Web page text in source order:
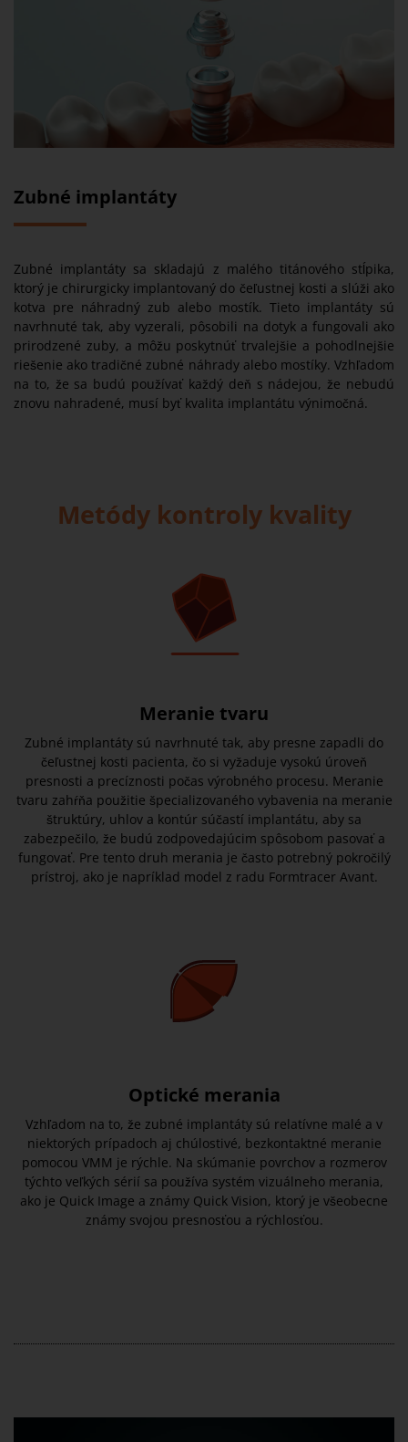
Zubné implantáty
Zubné implantáty sa skladajú z malého titánového stĺpika,
ktorý je chirurgicky implantovaný do čeľustnej kosti a slúži ako
kotva pre náhradný zub alebo mostík. Tieto implantáty sú
navrhnuté tak, aby vyzerali, pôsobili na dotyk a fungovali ako
prirodzené zuby, a môžu poskytnúť trvalejšie a pohodlnejšie
riešenie ako tradičné zubné náhrady alebo mostíky. Vzhľadom
na to, že sa budú používať každý deň s nádejou, že nebudú
znovu nahradené, musí byť kvalita implantátu výnimočná.
Metódy kontroly kvality
Meranie tvaru
Zubné implantáty sú navrhnuté tak, aby presne zapadli do
čeľustnej kosti pacienta, čo si vyžaduje vysokú úroveň
presnosti a precíznosti počas výrobného procesu. Meranie
tvaru zahŕňa použitie špecializovaného vybavenia na meranie
štruktúry, uhlov a kontúr súčastí implantátu, aby sa
zabezpečilo, že budú zodpovedajúcim spôsobom pasovať a
fungovať. Pre tento druh merania je často potrebný pokročilý
prístroj, ako je napríklad model z radu Formtracer Avant.
Optické merania
Vzhľadom na to, že zubné implantáty sú relatívne malé a v
niektorých prípadoch aj chúlostivé, bezkontaktné meranie
pomocou VMM je rýchle. Na skúmanie povrchov a rozmerov
týchto veľkých sérií sa používa systém vizuálneho merania,
ako je Quick Image a známy Quick Vision, ktorý je všeobecne
známy svojou presnosťou a rýchlosťou.